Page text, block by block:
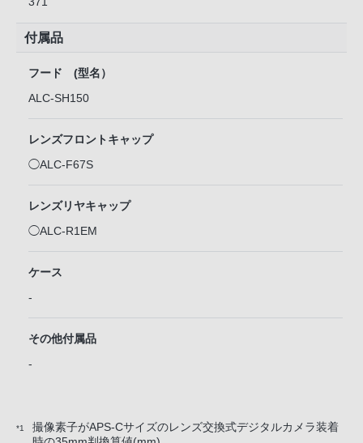
付属品
フード (型名）
ALC-SH150
レンズフロントキャップ
◯ALC-F67S
レンズリヤキャップ
◯ALC-R1EM
ケース
-
その他付属品
-
*1
撮像素子がAPS-Cサイズのレンズ交換式デジタルカメラ装着